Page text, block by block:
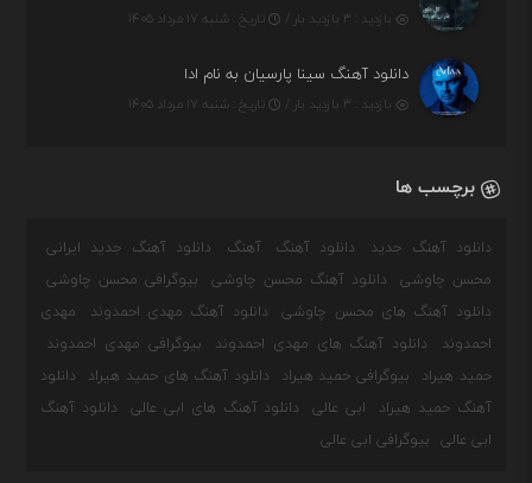
بازدید : ۳ بازدید بار / تاریخ : شنبه ۱۷ مرداد ۱۴۰۵
دانلود آهنگ سینا پارسیان به نام ادا
بازدید : ۳ بازدید بار / تاریخ : شنبه ۱۷ مرداد ۱۴۰۵
برچسب ها
دانلود آهنگ جدید دانلود آهنگ آهنگ
دانلود آهنگ جدید ایرانی
محسن چاوشی
دانلود آهنگ محسن چاوشی
بیوگرافی محسن چاوشی
دانلود آهنگ های محسن چاوشی
دانلود آهنگ مهدی احمدوند
مهدی
احمدوند
دانلود آهنگ های مهدی احمدوند
بیوگرافی مهدی احمدوند
حمید هیراد
بیوگرافی حمید هیراد دانلود آهنگ های حمید هیراد
دانلود
آهنگ حمید هیراد
ابی عالی دانلود آهنگ های ابی عالی
دانلود آهنگ
ابی عالی
بیوگرافی ابی عالی